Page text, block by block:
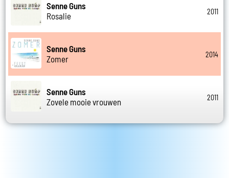
Senne Guns
Rosalie
2011
Senne Guns
Zomer
2014
Senne Guns
Zovele mooie vrouwen
2011